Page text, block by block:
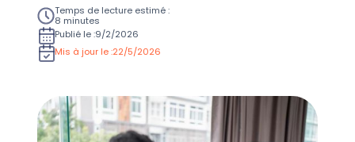
Temps de lecture estimé :
8 minutes
Publié le :9/2/2026
Mis à jour le :22/5/2026